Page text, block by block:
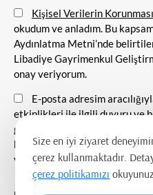
Kişisel Verilerin
okudum ve anladım. Bu
Aydınlatma Metni’nde
Libadiye Gayrimenkul
onay veriyorum.
E-posta adresim
etkinlikleri ile ilgili duyuru ve
gönderilmesine, tanıtım ve
kurulmasına ve ticari
veriyorum.
Size en iyi ziyaret
çerez kullanmaktadır.
çerez politikamızı